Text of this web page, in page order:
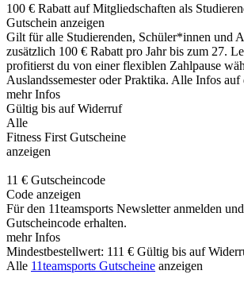
100 € Rabatt auf Mitgliedschaften als
Gutschein anzeigen
Gilt für alle Studierenden, Schüler*innen und
zusätzlich 100 € Rabatt pro Jahr bis zum 27.
profitierst du von einer flexiblen Zahlpause
Auslandssemester oder Praktika. Alle Infos auf
mehr Infos
Gültig bis auf Widerruf
Alle
Fitness First Gutscheine
anzeigen
11 € Gutscheincode
Code anzeigen
Für den 11teamsports Newsletter anmelden
Gutscheincode erhalten.
mehr Infos
Mindestbestellwert: 111 € Gültig bis auf
Alle 11teamsports Gutscheine anzeigen